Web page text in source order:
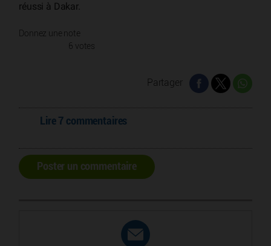
réussi à Dakar.
Donnez une note
6 votes
Partager
Lire 7 commentaires
Poster un commentaire